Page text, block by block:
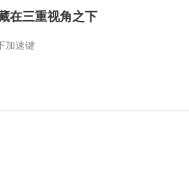
在三重视角之下
加速键